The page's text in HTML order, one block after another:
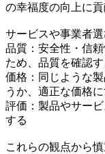
の幸福度の向上に貢
サービスや事業者
品質：安全性・信
ため、品質を確認す
価格：同じような
うか、適正な価格
評価：製品やサー
する
これらの観点から